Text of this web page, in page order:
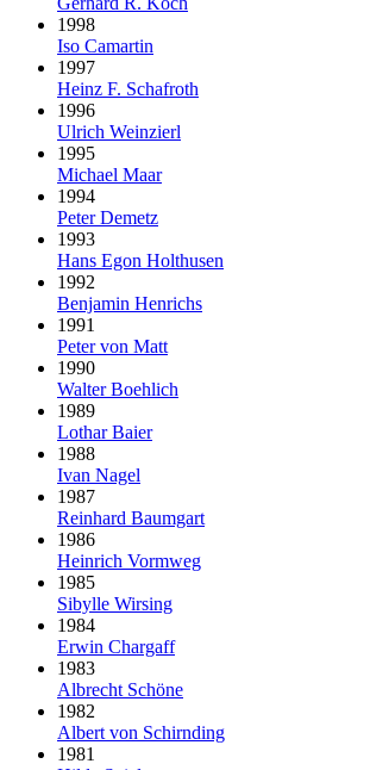
1998
Iso Camartin
1997
Heinz F. Schafroth
1996
Ulrich Weinzierl
1995
Michael Maar
1994
Peter Demetz
1993
Hans Egon Holthusen
1992
Benjamin Henrichs
1991
Peter von Matt
1990
Walter Boehlich
1989
Lothar Baier
1988
Ivan Nagel
1987
Reinhard Baumgart
1986
Heinrich Vormweg
1985
Sibylle Wirsing
1984
Erwin Chargaff
1983
Albrecht Schöne
1982
Albert von Schirnding
1981